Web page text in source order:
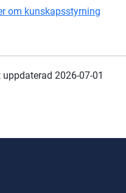
om kunskapsstyrning
uppdaterad 2026-07-01